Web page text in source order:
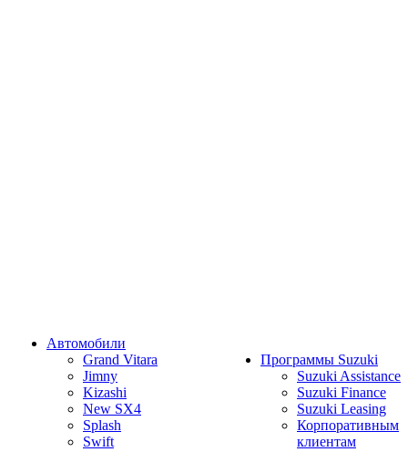
Автомобили
Grand Vitara
Jimny
Kizashi
New SX4
Splash
Swift
Программы Suzuki
Suzuki Assistance
Suzuki Finance
Suzuki Leasing
Корпоративным
клиентам